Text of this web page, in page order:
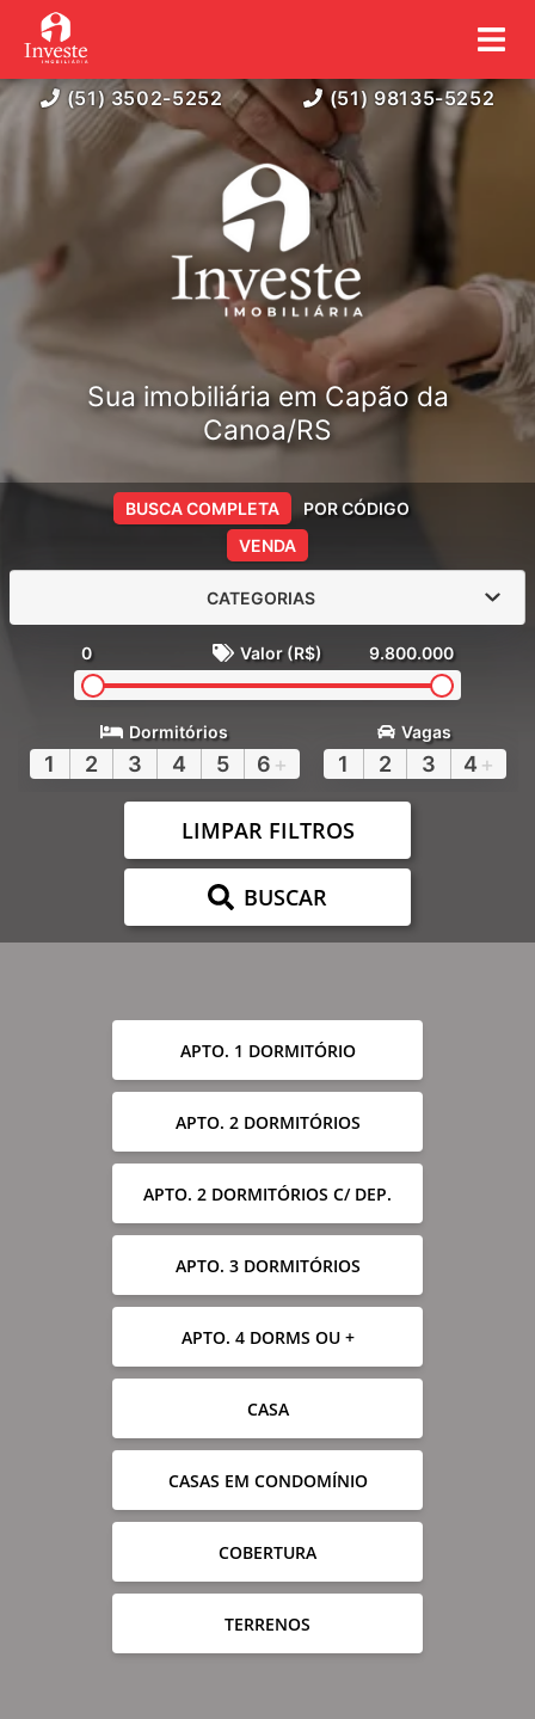
(51) 3502-5252 (51) 98135-5252
Sua imobiliária em Capão da
Canoa/RS
VENDA
BUSCA COMPLETA POR CÓDIGO
CATEGORIAS
0 Valor (R$) 9.800.000
Dormitórios
1 2 3 4 5 6 +
Vagas
1 2 3 4 +
LIMPAR FILTROS
BUSCAR
APTO. 1 DORMITÓRIO
APTO. 2 DORMITÓRIOS
APTO. 2 DORMITÓRIOS C/ DEP.
APTO. 3 DORMITÓRIOS
APTO. 4 DORMS OU +
CASA
CASAS EM CONDOMÍNIO
COBERTURA
TERRENOS